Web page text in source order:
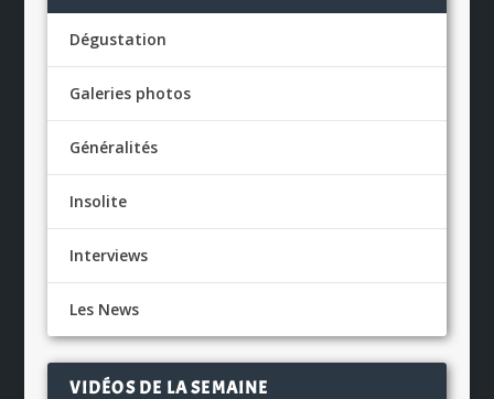
Dégustation
Galeries photos
Généralités
Insolite
Interviews
Les News
VIDÉOS DE LA SEMAINE